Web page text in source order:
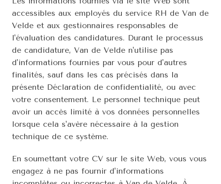
accessibles aux employés du service RH de Van de
Velde et aux gestionnaires responsables de
l'évaluation des candidatures. Durant le processus
de candidature, Van de Velde n'utilise pas
d'informations fournies par vous pour d'autres
finalités, sauf dans les cas précisés dans la
présente Déclaration de confidentialité, ou avec
votre consentement. Le personnel technique peut
avoir un accès limité à vos données personnelles
lorsque cela s'avère nécessaire à la gestion
technique de ce système.
En soumettant votre CV sur le site Web, vous vous
engagez à ne pas fournir d'informations